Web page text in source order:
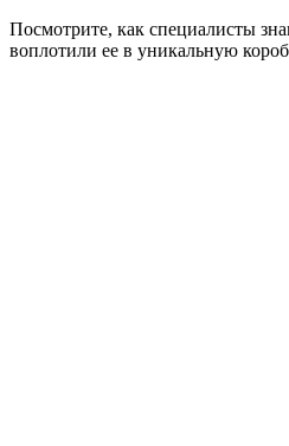
Посмотрите, как специалисты
воплотили ее в уникальную